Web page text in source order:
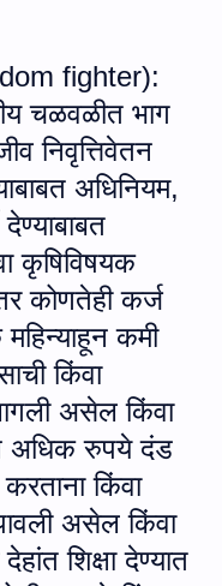
fighter):
चळवळीत भाग
निवृत्तिवेतन
अधिनियम,
कृषिविषयक
कोणतेही कर्ज
कमी
किंवा
असेल किंवा
अधिक रुपये दंड
किंवा
असेल किंवा
शिक्षा देण्यात